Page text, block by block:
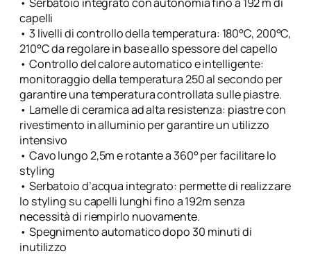
capelli
• 3 livelli di controllo della temperatura: 180°C, 200°C,
210°C da regolare in base allo spessore del capello
• Controllo del calore automatico e intelligente:
monitoraggio della temperatura 250 al secondo per
garantire una temperatura controllata sulle piastre.
• Lamelle di ceramica ad alta resistenza: piastre con
rivestimento in alluminio per garantire un utilizzo
intensivo
• Cavo lungo 2,5m e rotante a 360° per facilitare lo
styling
• Serbatoio d’acqua integrato: permette di realizzare
lo styling su capelli lunghi fino a 192m senza
necessità di riempirlo nuovamente.
• Spegnimento automatico dopo 30 minuti di
inutilizzo